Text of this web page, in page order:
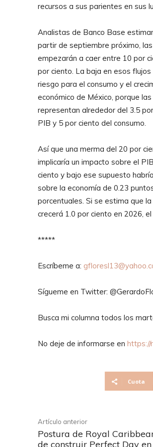
recursos a sus parientes en sus
Analistas de Banco Base
partir de septiembre próximo,
empezarán a caer entre 10 por
por ciento. La baja en esos flujos
riesgo para el consumo y el
económico de México, porque
representan alrededor del 3.5
PIB y 5 por ciento del consumo.
Así que una merma del 20 por
implicaría un impacto sobre el
ciento y bajo ese supuesto
sobre la economía de 0.23
porcentuales. Si se estima que
crecerá 1.0 por ciento en 2026,
*****
Escríbeme a:
Sígueme en Twitter:
Busca mi columna todos los
No deje de informarse en https://
Cuota
Artículo anterior
Postura de Royal
de construir Perfect Day